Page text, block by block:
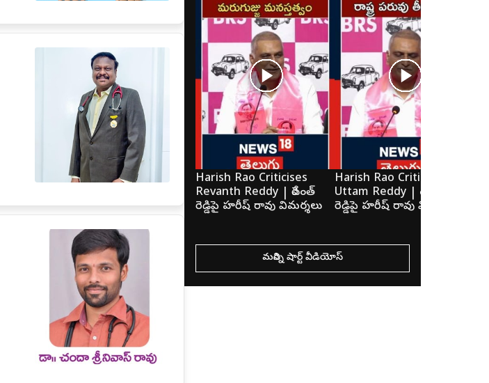
Harish Rao Criticises
Revanth Reddy | రేవంత్
రెడ్డిపై హరీష్ రావు విమర్శలు
Harish Rao Criticises
Uttam Reddy | ఉత్తమ్
రెడ్డిపై హరీష్ రావు విమర్శలు
మరిన్ని షార్ట్ వీడియోస్